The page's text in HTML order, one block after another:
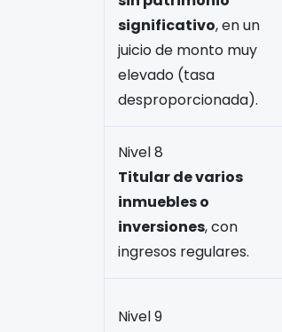
significativo, en un
juicio de monto muy
elevado (tasa
desproporcionada).
Nivel 8
Titular de varios
inmuebles o
inversiones, con
ingresos regulares.
Nivel 9